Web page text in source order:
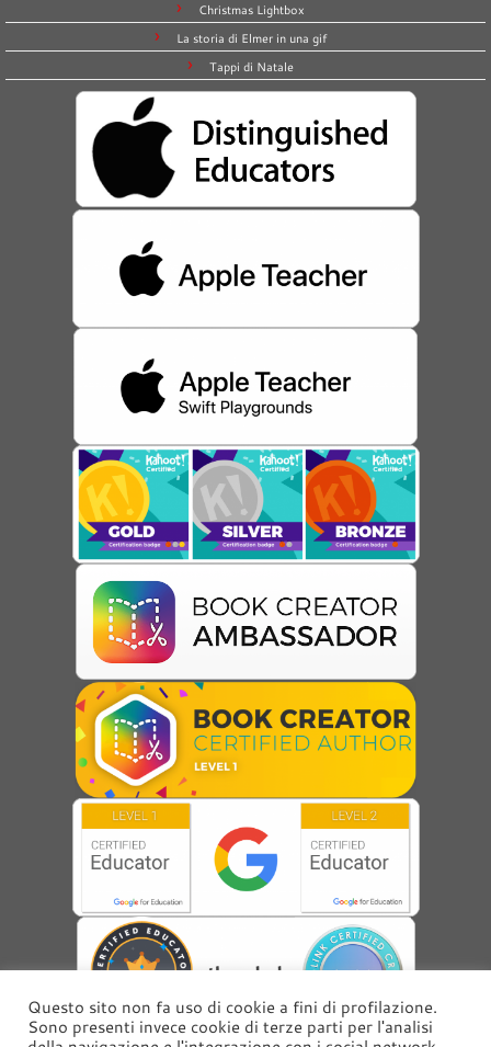
Christmas Lightbox
La storia di Elmer in una gif
Tappi di Natale
Questo sito non fa uso di cookie a fini di profilazione.
Sono presenti invece cookie di terze parti per l'analisi